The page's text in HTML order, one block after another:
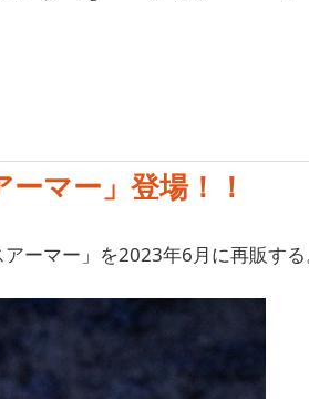
マー」登場！！
ーマー」を2023年6月に再販する